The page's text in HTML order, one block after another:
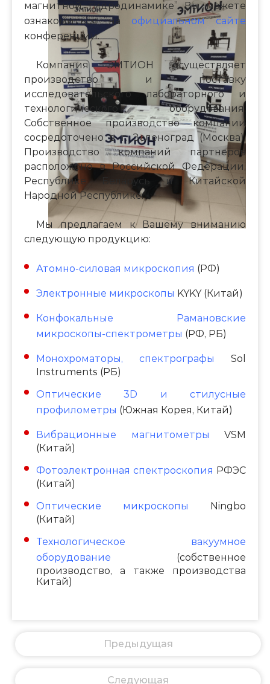
магнитной гидродинамике” Вы можете
ознакомиться на официальном сайте
конференции.
Компания ЭМТИОН осуществляет
производство и поставку
исследовательского лабораторного и
технологического оборудования.
Собственное производство компании
сосредоточено в г. Зеленоград (Москва).
Производство компаний партнеров
расположено в Российской Федерации,
Республике Беларусь и Китайской
Народной Республике.
Мы предлагаем к Вашему вниманию
следующую продукцию:
Атомно-силовая микроскопия (РФ)
Электронные микроскопы KYKY (Китай)
Конфокальные Рамановские
микроскопы-спектрометры (РФ, РБ)
Монохроматоры, спектрографы
Sol
Instruments (РБ)
Оптические 3D и стилусные
профилометры (Южная Корея, Китай)
Вибрационные магнитометры VSM
(Китай)
Фотоэлектронная спектроскопия РФЭС
(Китай)
Оптические микроскопы
Ningbo
(Китай)
Технологическое вакуумное
оборудование
(собственное
производство, а также производства
Китай)
Предыдущая
Cледующая